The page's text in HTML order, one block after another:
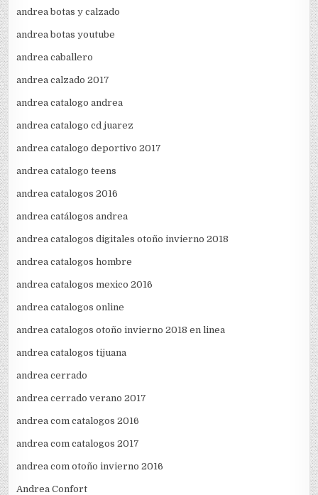
andrea botas y calzado
andrea botas youtube
andrea caballero
andrea calzado 2017
andrea catalogo andrea
andrea catalogo cd juarez
andrea catalogo deportivo 2017
andrea catalogo teens
andrea catalogos 2016
andrea catálogos andrea
andrea catalogos digitales otoño invierno 2018
andrea catalogos hombre
andrea catalogos mexico 2016
andrea catalogos online
andrea catalogos otoño invierno 2018 en linea
andrea catalogos tijuana
andrea cerrado
andrea cerrado verano 2017
andrea com catalogos 2016
andrea com catalogos 2017
andrea com otoño invierno 2016
Andrea Confort